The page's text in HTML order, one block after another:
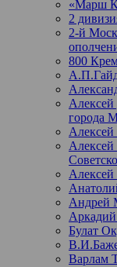
«Марш
2
2-й
800
города
Алексей
Андрей
Аркадий
Булат
Варлам